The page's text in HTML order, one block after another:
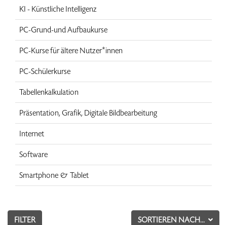
KI - Künstliche Intelligenz
PC-Grund-und Aufbaukurse
PC-Kurse für ältere Nutzer*innen
PC-Schülerkurse
Tabellenkalkulation
Präsentation, Grafik, Digitale Bildbearbeitung
Internet
Software
Smartphone & Tablet
SORTIEREN NACH...
FILTER